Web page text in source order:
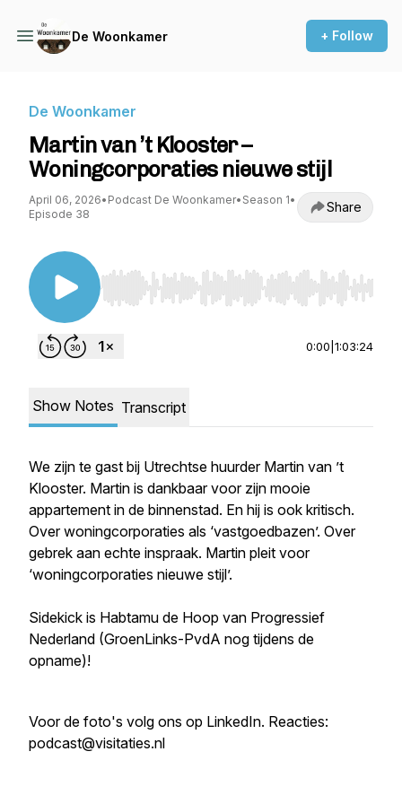
De Woonkamer + Follow
De Woonkamer
Martin van ’t Klooster –
Woningcorporaties nieuwe stijl
April 06, 2026• Podcast De Woonkamer• Season 1•
Episode 38
Share
Use Left/Right to seek, Home/End to jump to
0:00 1:03:24
Show Notes Transcript
We zijn te gast bij Utrechtse huurder Martin van ’t
Klooster. Martin is dankbaar voor zijn mooie
appartement in de binnenstad. En hij is ook kritisch.
Over woningcorporaties als ‘vastgoedbazen’. Over
gebrek aan echte inspraak. Martin pleit voor
‘woningcorporaties nieuwe stijl’.
Sidekick is Habtamu de Hoop van Progressief
Nederland (GroenLinks-PvdA nog tijdens de
opname)!
Voor de foto's volg ons op LinkedIn. Reacties:
podcast@visitaties.nl